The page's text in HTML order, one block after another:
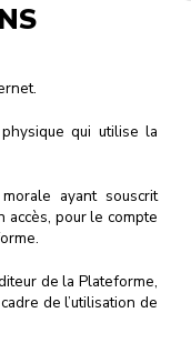
qui utilise la
ayant souscrit
accès, pour le compte
de la Plateforme,
de l’utilisation de